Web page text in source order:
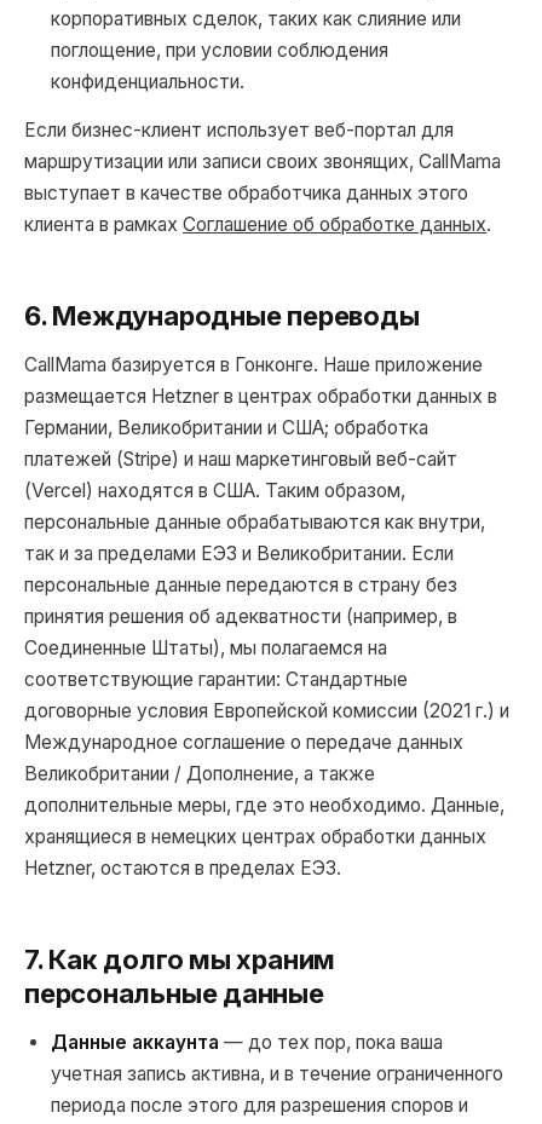
корпоративных сделок, таких как слияние или
поглощение, при условии соблюдения
конфиденциальности.
Если бизнес-клиент использует веб-портал для
маршрутизации или записи своих звонящих, CallMama
выступает в качестве обработчика данных этого
клиента в рамках Соглашение об обработке данных.
6. Международные переводы
CallMama базируется в Гонконге. Наше приложение
размещается Hetzner в центрах обработки данных в
Германии, Великобритании и США; обработка
платежей (Stripe) и наш маркетинговый веб-сайт
(Vercel) находятся в США. Таким образом,
персональные данные обрабатываются как внутри,
так и за пределами ЕЭЗ и Великобритании. Если
персональные данные передаются в страну без
принятия решения об адекватности (например, в
Соединенные Штаты), мы полагаемся на
соответствующие гарантии: Стандартные
договорные условия Европейской комиссии (2021 г.) и
Международное соглашение о передаче данных
Великобритании / Дополнение, а также
дополнительные меры, где это необходимо. Данные,
хранящиеся в немецких центрах обработки данных
Hetzner, остаются в пределах ЕЭЗ.
7. Как долго мы храним
персональные данные
Данные аккаунта — до тех пор, пока ваша
учетная запись активна, и в течение ограниченного
периода после этого для разрешения споров и